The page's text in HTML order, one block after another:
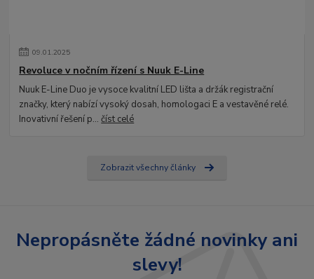
09.01.2025
Revoluce v nočním řízení s Nuuk E-Line
Nuuk E-Line Duo je vysoce kvalitní LED lišta a držák registrační
značky, který nabízí vysoký dosah, homologaci E a vestavěné relé.
Inovativní řešení p...číst celé
Zobrazit všechny články
Nepropásněte žádné novinky ani
slevy!